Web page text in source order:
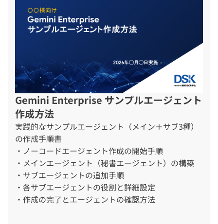
Gemini Enterprise サンプルエージェント
作成方法
実践的なサンプルエージェント（メイン＋サブ3種）
の作成手順書
・ノーコードエージェント作成の開始手順
・メインエージェント（秘書エージェント）の構築
・サブエージェントの追加手順
・各サブエージェントの役割と詳細設定
・作成の完了とエージェントの確認方法